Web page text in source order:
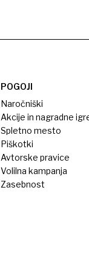
POGOJI
Naročniški
Akcije in nagradne
Spletno mesto
Piškotki
Avtorske pravice
Volilna kampanja
Zasebnost